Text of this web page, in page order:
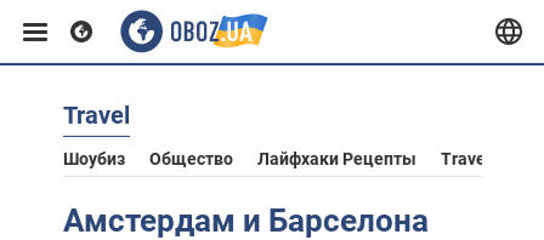
ЕвропаTravel
Шоубиз Общество Лайфхаки Рецепты Travel
Амстердам и Барселона